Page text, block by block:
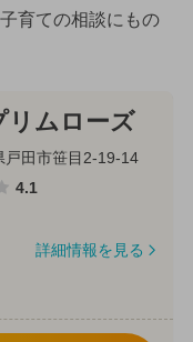
育ての相談にもの
リムローズ
戸田市笹目2-19-14
4.1
詳細情報を見る